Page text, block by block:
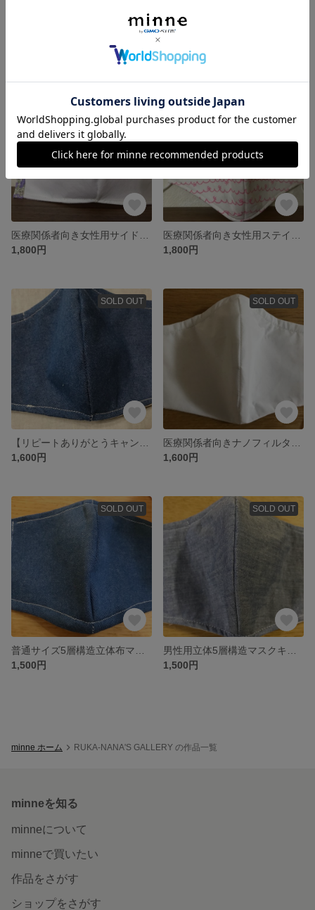
ナノフィルターつき女性用5層構造高性能立体布マスクキット
1,800円
1,800円
SOLD OUT
1,600円
SOLD OUT
1,600円
SOLD OUT
1,500円
SOLD OUT
1,500円
minne ホーム RUKA-NANA'S GALLERY の作品一覧
minneを知る
minneについて
minneで買いたい
作品をさがす
ショップをさがす